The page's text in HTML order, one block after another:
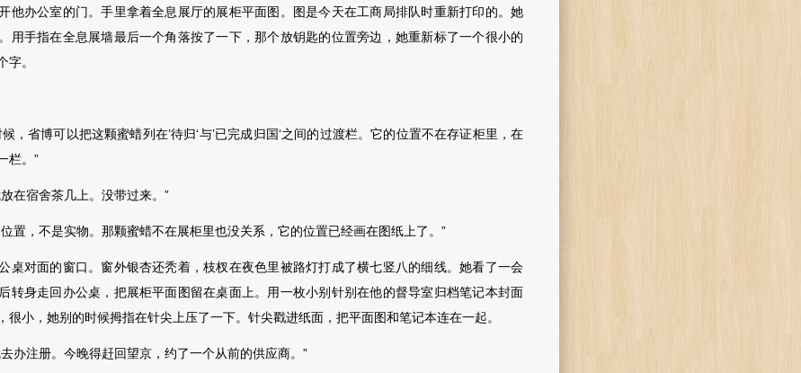
办公室的门。手里拿着全息展厅的展柜平面图。图是今天在工商局排队时重新打印的。她
用手指在全息展墙最后一个角落按了一下，那个放钥匙的位置旁边，她重新标了一个很小的
字。
省博可以把这颗蜜蜡列在’待归‘与’已完成归国‘之间的过渡栏。它的位置不在存证柜里，在
栏。”
宿舍茶几上。没带过来。”
，不是实物。那颗蜜蜡不在展柜里也没关系，它的位置已经画在图纸上了。”
对面的窗口。窗外银杏还秃着，枝杈在夜色里被路灯打成了横七竖八的细线。她看了一会
转身走回办公桌，把展柜平面图留在桌面上。用一枚小别针别在他的督导室归档笔记本封面
很小，她别的时候拇指在针尖上压了一下。针尖戳进纸面，把平面图和笔记本连在一起。
注册。今晚得赶回望京，约了一个从前的供应商。”